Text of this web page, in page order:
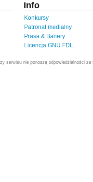
Info
Konkursy
Patronat medialny
Prasa & Banery
Licencja GNU FDL
serwisu nie ponoszą odpowiedzialności